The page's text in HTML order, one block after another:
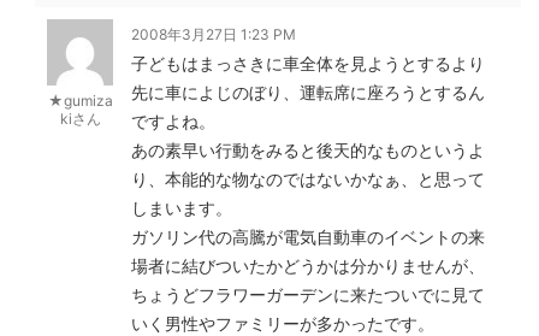
★gumiza
kiさん
2008年3月27日 1:23 PM
子どもはまっさきに車全体を見ようとするより
先に車によじのぼり、運転席に座ろうとするん
ですよね。
あの素早い行動をみると後天的なものというよ
り、本能的な物なのではないかなぁ、と思って
しまいます。
ガソリン代の高騰が電気自動車のイベントの来
場者に結びついたかどうかは分かりませんが、
ちょうどフラワーガーデンに来たついでに見て
いく男性やファミリーが多かったです。